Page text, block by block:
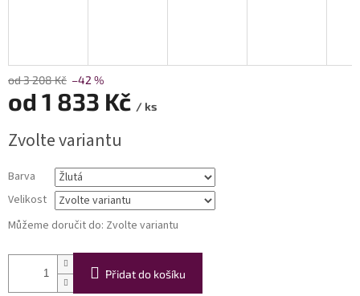
od 3 208 Kč –42 %
od 1 833 Kč / ks
cena:
Zvolte variantu
Barva
Velikost
Můžeme doručit do: Zvolte variantu
Přidat do košíku